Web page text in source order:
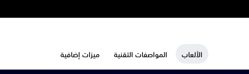
الألعاب المواصفات التقنية ميزات إضافية